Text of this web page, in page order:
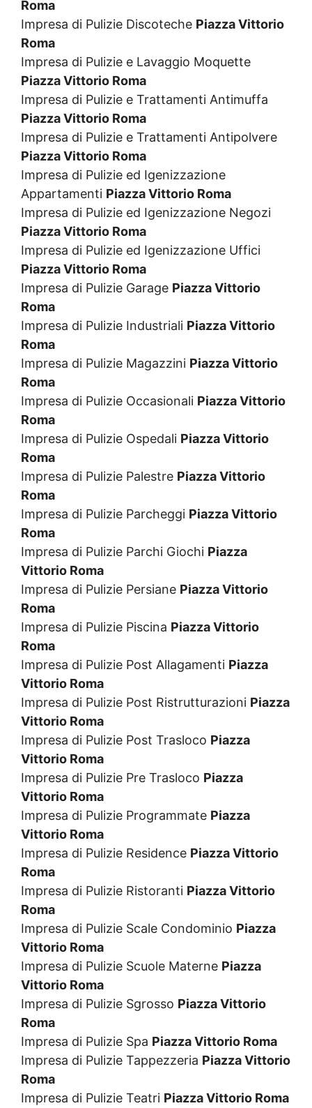
Roma
Impresa di Pulizie Discoteche Piazza Vittorio
Roma
Impresa di Pulizie e Lavaggio Moquette
Piazza Vittorio Roma
Impresa di Pulizie e Trattamenti Antimuffa
Piazza Vittorio Roma
Impresa di Pulizie e Trattamenti Antipolvere
Piazza Vittorio Roma
Impresa di Pulizie ed Igenizzazione
Appartamenti Piazza Vittorio Roma
Impresa di Pulizie ed Igenizzazione Negozi
Piazza Vittorio Roma
Impresa di Pulizie ed Igenizzazione Uffici
Piazza Vittorio Roma
Impresa di Pulizie Garage Piazza Vittorio
Roma
Impresa di Pulizie Industriali Piazza Vittorio
Roma
Impresa di Pulizie Magazzini Piazza Vittorio
Roma
Impresa di Pulizie Occasionali Piazza Vittorio
Roma
Impresa di Pulizie Ospedali Piazza Vittorio
Roma
Impresa di Pulizie Palestre Piazza Vittorio
Roma
Impresa di Pulizie Parcheggi Piazza Vittorio
Roma
Impresa di Pulizie Parchi Giochi Piazza
Vittorio Roma
Impresa di Pulizie Persiane Piazza Vittorio
Roma
Impresa di Pulizie Piscina Piazza Vittorio
Roma
Impresa di Pulizie Post Allagamenti Piazza
Vittorio Roma
Impresa di Pulizie Post Ristrutturazioni Piazza
Vittorio Roma
Impresa di Pulizie Post Trasloco Piazza
Vittorio Roma
Impresa di Pulizie Pre Trasloco Piazza
Vittorio Roma
Impresa di Pulizie Programmate Piazza
Vittorio Roma
Impresa di Pulizie Residence Piazza Vittorio
Roma
Impresa di Pulizie Ristoranti Piazza Vittorio
Roma
Impresa di Pulizie Scale Condominio Piazza
Vittorio Roma
Impresa di Pulizie Scuole Materne Piazza
Vittorio Roma
Impresa di Pulizie Sgrosso Piazza Vittorio
Roma
Impresa di Pulizie Spa Piazza Vittorio Roma
Impresa di Pulizie Tappezzeria Piazza Vittorio
Roma
Impresa di Pulizie Teatri Piazza Vittorio Roma